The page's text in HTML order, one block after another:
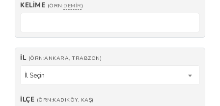
KELIME (ÖRN:DEMIR)
İL (ÖRN:ANKARA, TRABZON)
İl Seçin
İLÇE (ÖRN:KADIKÖY, KAŞ)